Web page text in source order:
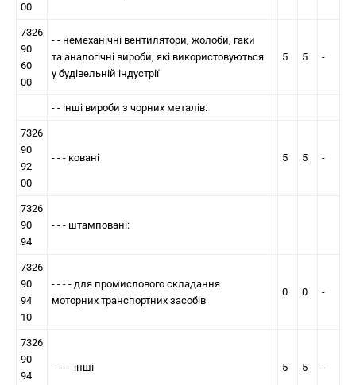
00
7326
90
60
00
- - немеханiчнi вентилятори, жолоби, гаки
та аналогічні вироби, якi використовуються
у будiвельнiй iндустрiї
5 5 -
- - iншi вироби з чорних металів:
7326
90
92
00
- - - кованi 5 5 -
7326
90
94
- - - штамповані:
7326
90
94
10
- - - - для промислового складання
моторних транспортних засобів
0 0 -
7326
90
94
- - - - інші 5 5 -